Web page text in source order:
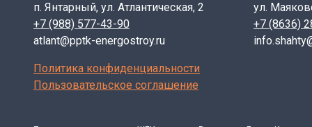
ЛК - лоток каналов
75 - номинальный размер лотка вдоль канала, L
180 - номинальный размер лотка по ширине
90 - номинальная высота лотка, H (см)
6 - индекс, характеризующий тип элемента по
Размеры и модификация железобетонных лотков
п. Янтарный, ул. Атлантическая, 2
+7 (988) 577-43-90
atlant@pptk-energostroy.ru
ул.
+7 (8636)
Политика конфиденциальности
Пользовательское соглашение